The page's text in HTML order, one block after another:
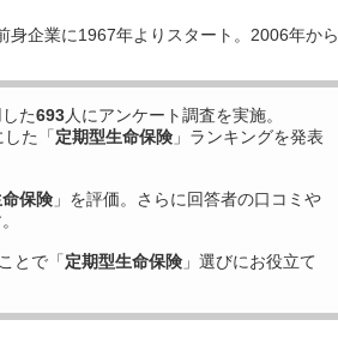
身企業に1967年よりスタート。2006年から
た693人にアンケート調査を実施。
た「定期型生命保険 」ランキングを発表
保険 」を評価。さらに回答者の口コミや
とで「定期型生命保険 」選びにお役立て